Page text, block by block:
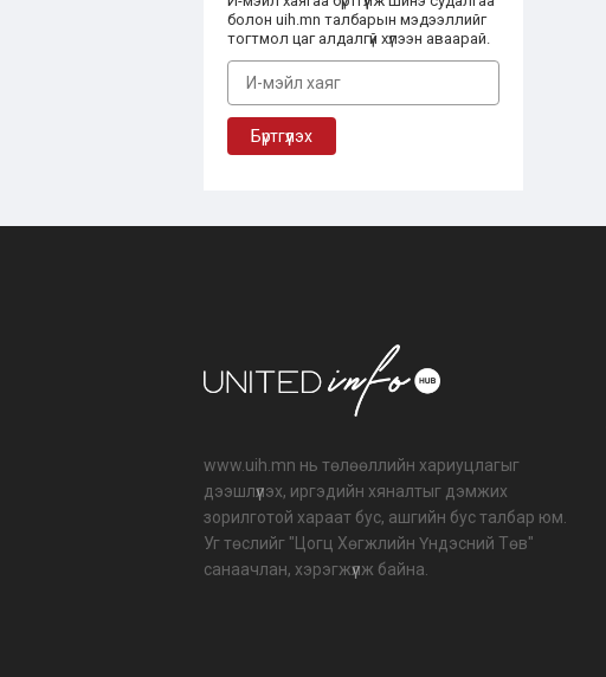
болон uih.mn талбарын мэдээллийг
тогтмол цаг алдалгүй хүлээн аваарай.
www.uih.mn нь төлөөллийн хариуцлагыг
дээшлүүлэх, иргэдийн хяналтыг дэмжих
зорилготой хараат бус, ашгийн бус талбар юм.
Уг төслийг "Цогц Хөгжлийн Үндэсний Төв"
санаачлан, хэрэгжүүлж байна.